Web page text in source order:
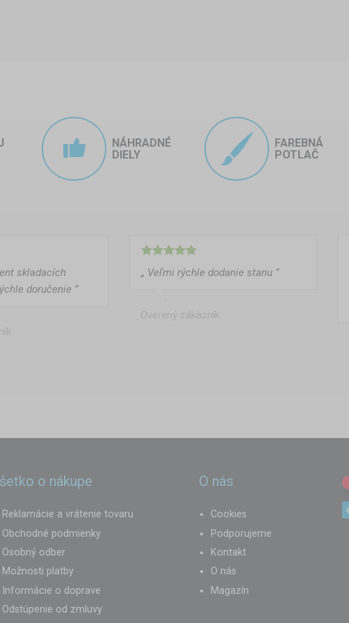
sami bez náradia
s vaším prívesom aj štýlom
či závažia pre stabilitu
NÁHRADNÉ
DIELY
FAREBNÁ
POTLAČ
skladacích
doručenie ”
„ Veľmi rýchle dodanie stanu ”
Overený zákazník
o nákupe
Reklamácie a vrátenie tovaru
Obchodné podmienky
Osobný odber
Možnosti platby
Informácie o doprave
Odstúpenie od zmluvy
O nás
Cookies
Podporujeme
Kontakt
O nás
Magazín